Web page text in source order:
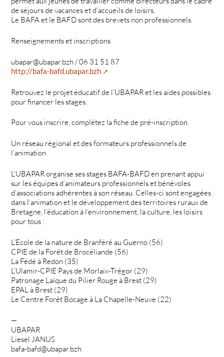
de séjours de vacances et d’accueils de loisirs.
Le BAFA et le BAFD sont des brevets non professionnels.
Renseignements et inscriptions
ubapar@ubapar.bzh / 06 31 51 87
http://bafa-bafd.ubapar.bzh
Retrouvez le projet éducatif de l’UBAPAR et les aides possibles
pour financer les stages.
Pour vous inscrire, complétez la fiche de pré-inscription.
Un réseau régional et des formateurs professionnels de
l’animation
L’UBAPAR organise ses stages BAFA-BAFD en prenant appui
sur les équipes d’animateurs professionnels et bénévoles
d’associations adhérentes à son réseau. Celles-ci sont engagées
dans l’animation et le développement des territoires ruraux de
Bretagne, l’éducation à l’environnement, la culture, les loisirs
pour tous :
L’Ecole de la nature de Branféré au Guerno (56)
CPIE de la Forêt de Brocéliande (56)
La Fédé à Redon (35)
L’Ulamir-CPIE Pays de Morlaix-Trégor (29)
Patronage Laïque du Pilier Rouge à Brest (29)
EPAL à Brest (29)
Le Centre Forêt Bocage à La Chapelle-Neuve (22)
—
UBAPAR
Liesel JANUS
bafa-bafd@ubapar.bzh